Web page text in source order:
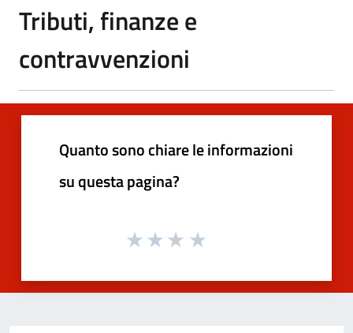
Tributi, finanze e
contravvenzioni
Quanto sono chiare le informazioni
su questa pagina?